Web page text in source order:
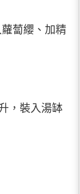
蔔纓、加精
，裝入湯缽